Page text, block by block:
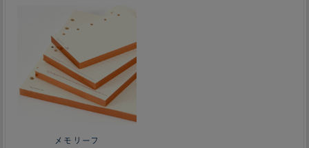
メモリーフ